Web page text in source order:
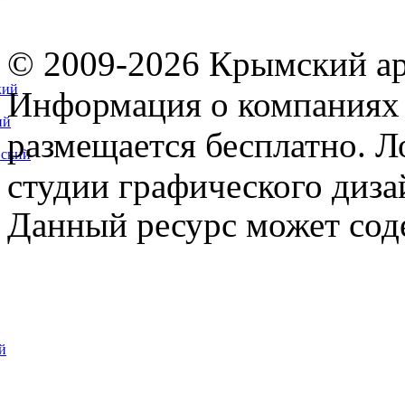
© 2009-2026 Крымский
Информация о компаниях
размещается бесплатно.
студии графического
Данный ресурс может